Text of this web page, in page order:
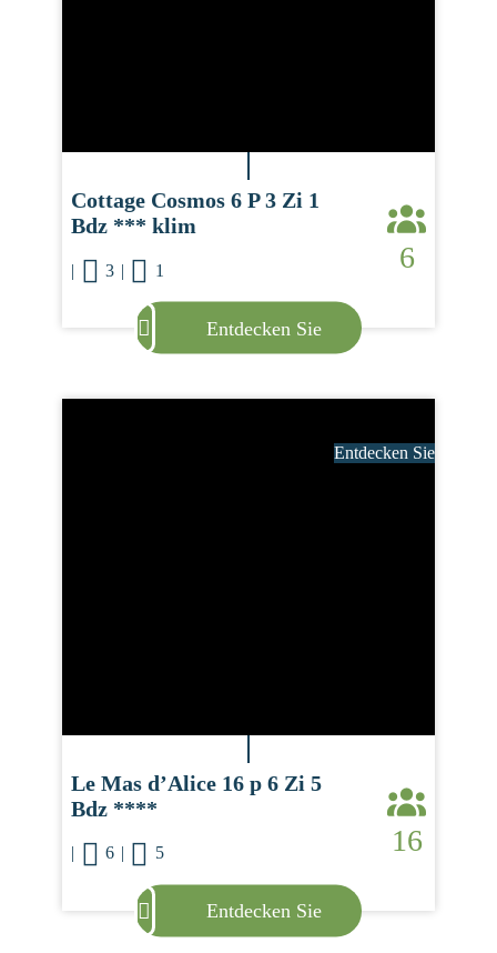
Cottage Cosmos 6 P 3 Zi 1
Bdz *** klim
| 3 | 1 6
Entdecken Sie
Entdecken Sie
Le Mas d’Alice 16 p 6 Zi 5
Bdz ****
| 6 | 5 16
Entdecken Sie